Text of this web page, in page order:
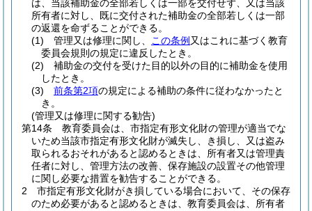
は、当該補助金の全部若しくは一部を交付せず、又は当該
所有者に対し、既に交付された補助金の全部若しくは一部
の返還を命ずることができる。
(1)
管理又は修理に関し、 この条例 又はこれに基づく教育
委員会規則の規定に違反したとき。
(2)
補助金の交付を受けた目的以外の目的に補助金を使用
したとき。
(3)
前条第2項の規定による補助の条件に従わなかったと
き。
(管理又は修理に関する勧告)
第14条
教育委員会は、市指定有形文化財の管理が適当でな
いため当該市指定有形文化財が滅失し、き損し、又は盗み
取られるおそれがあると認めるときは、所有者又は管理責
任者に対し、管理方法の改善、保存施設の設置その他管理
に関し必要な措置を勧告することができる。
2
市指定有形文化財がき損している場合において、その保存
のため必要があると認めるときは、教育委員会は、所有者